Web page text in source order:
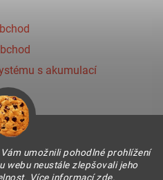
umožnili pohodlné prohlížení
webu neustále zlepšovali jeho
Více informacízde.
s akumulací